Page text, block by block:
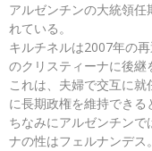
アルゼンチンの大統領
れている。
キルチネルは2007年の
のクリスティーナに後継
これは、夫婦で交互に
に長期政権を維持できる
ちなみにアルゼンチン
ナの性はフェルナンデス。